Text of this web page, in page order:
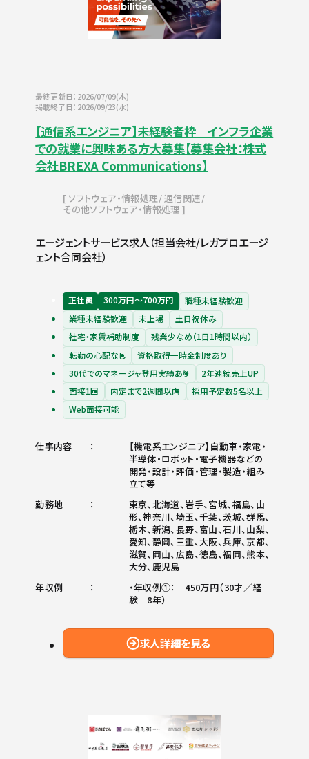
最終更新日：2026/07/09(木)
掲載終了日：2026/09/23(水)
【通信系エンジニア】未経験者枠 インフラ企業
での就業に興味ある方大募集【募集会社：株式
会社BREXA Communications】
ソフトウェア・情報処理 通信関連
その他ソフトウェア・情報処理
エージェントサービス求人（担当会社/レガプロエージ
ェント合同会社）
正社員 300万円〜700万円
職種未経験歓迎
業種未経験歓迎
未上場
土日祝休み
社宅・家賃補助制度
残業少なめ（1日1時間以内）
転勤の心配なし
資格取得一時金制度あり
30代でのマネージャ登用実績あり
2年連続売上UP
面接1回
内定まで2週間以内
採用予定数5名以上
Web面接可能
仕事内容
【機電系エンジニア】自動車・家電・
半導体・ロボット・電子機器などの
開発・設計・評価・管理・製造・組み
立て等
勤務地
東京、北海道、岩手、宮城、福島、山
形、神奈川、埼玉、千葉、茨城、群馬、
栃木、新潟、長野、富山、石川、山梨、
愛知、静岡、三重、大阪、兵庫、京都、
滋賀、岡山、広島、徳島、福岡、熊本、
大分、鹿児島
年収例
・年収例①： 450万円（30才／経
験 8年）
求人詳細を見る